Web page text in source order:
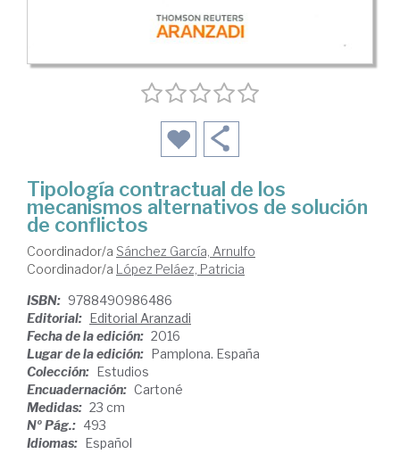
Tipología contractual de los
mecanismos alternativos de solución
de conflictos
Coordinador/a Sánchez García, Arnulfo
Coordinador/a López Peláez, Patricia
ISBN: 9788490986486
Editorial: Editorial Aranzadi
Fecha de la edición: 2016
Lugar de la edición: Pamplona. España
Colección: Estudios
Encuadernación: Cartoné
Medidas: 23 cm
Nº Pág.: 493
Idiomas: Español